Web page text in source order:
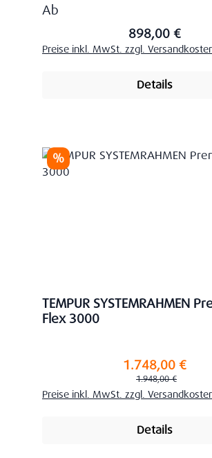
Regulärer Preis:
Ab
898,00 €
Preise inkl. MwSt. zzgl.
Details
Rabatt
%
TEMPUR SYSTEMRAHMEN
Flex 3000
Verkaufspreis:1.748,00 €
Regulärer Preis:
1.948,00 €
Preise inkl. MwSt. zzgl.
Details